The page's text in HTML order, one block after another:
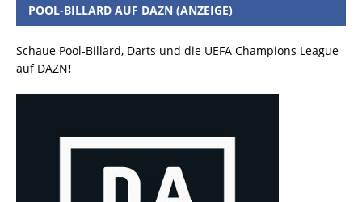
POOL-BILLARD AUF DAZN (ANZEIGE)
Schaue Pool-Billard, Darts und die UEFA Champions League
auf DAZN!